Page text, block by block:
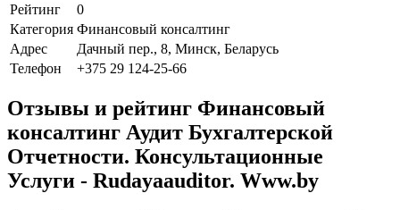
Рейтинг
0
Категория Финансовый консалтинг
Адрес
Дачный пер., 8, Минск, Беларусь
Телефон
+375 29 124-25-66
Отзывы и рейтинг Финансовый
консалтинг Аудит Бухгалтерской
Отчетности. Консультационные
Услуги - Rudayaauditor. Www.by